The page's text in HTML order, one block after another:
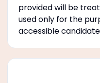
provided will be
used only for the
accessible